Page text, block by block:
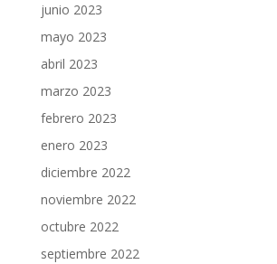
junio 2023
mayo 2023
abril 2023
marzo 2023
febrero 2023
enero 2023
diciembre 2022
noviembre 2022
octubre 2022
septiembre 2022